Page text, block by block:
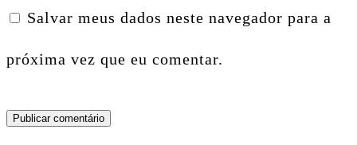
Salvar meus dados neste navegador para a
próxima vez que eu comentar.